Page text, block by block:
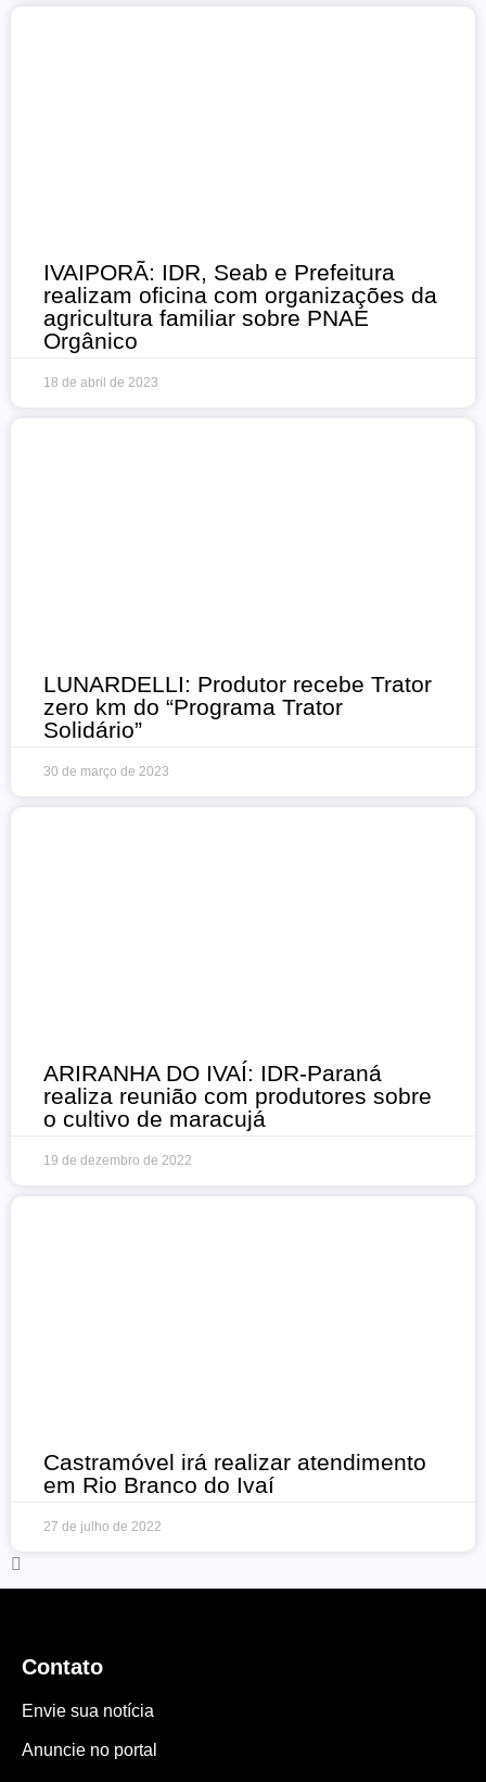
IVAIPORÃ: IDR, Seab e Prefeitura
realizam oficina com organizações da
agricultura familiar sobre PNAE
Orgânico
18 de abril de 2023
LUNARDELLI: Produtor recebe Trator
zero km do “Programa Trator
Solidário”
30 de março de 2023
ARIRANHA DO IVAÍ: IDR-Paraná
realiza reunião com produtores sobre
o cultivo de maracujá
19 de dezembro de 2022
Castramóvel irá realizar atendimento
em Rio Branco do Ivaí
27 de julho de 2022
Contato
Envie sua notícia
Anuncie no portal